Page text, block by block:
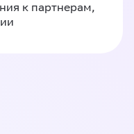
к партнерам,